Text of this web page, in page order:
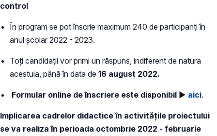
control
În program se pot înscrie maximum 240 de participanți în
anul școlar 2022 - 2023.
Toți candidații vor primi un răspuns, indiferent de natura
acestuia, până în data de 16 august 2022.
Formular online de înscriere este disponibil ► aici.
Implicarea cadrelor didactice în activitățile proiectului
se va realiza în perioada octombrie 2022 - februarie